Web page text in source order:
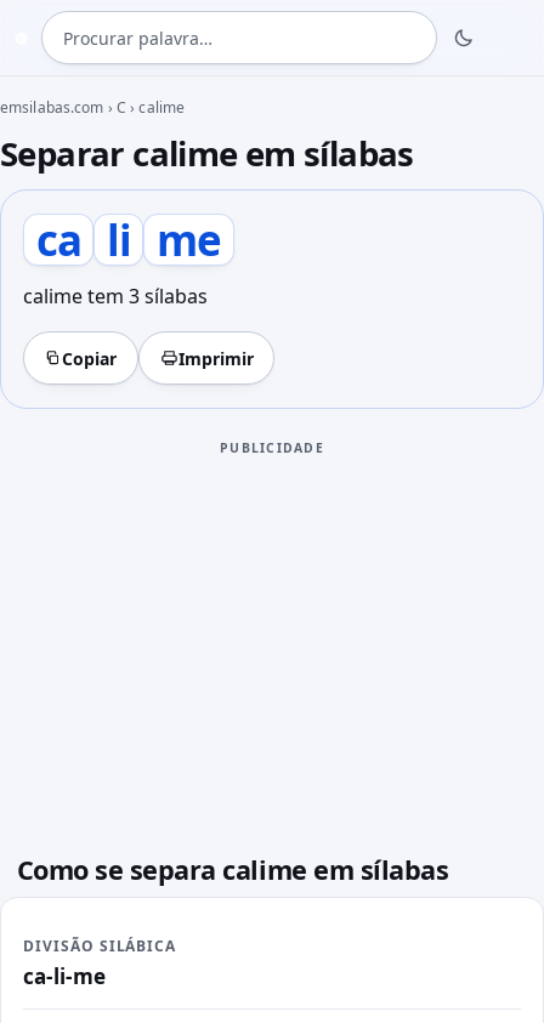
Procurar palavra
emsilabas.com › C ›calime
Separar calime em sílabas
ca li me
calime tem 3 sílabas
Copiar Imprimir
PUBLICIDADE
Como se separa calime em sílabas
DIVISÃO SILÁBICA
ca-li-me